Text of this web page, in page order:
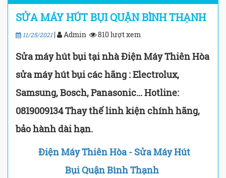
SỬA MÁY HÚT BỤI QUẬN BÌNH THẠNH
11/25/2021 | Admin 810 lượt xem
Sửa máy hút bụi tại nhà Điện Máy Thiên Hòa
sửa máy hút bụi các hãng : Electrolux,
Samsung, Bosch, Panasonic... Hotline:
0819009134 Thay thế linh kiện chính hãng,
bảo hành dài hạn.
Điện Máy Thiên Hòa - Sửa Máy Hút
BụiQuận Bình Thạnh